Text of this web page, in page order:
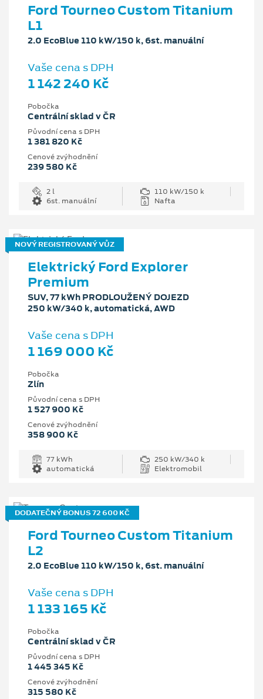
Ford Tourneo Custom Titanium
L1
2.0 EcoBlue 110 kW/150 k, 6st. manuální
Vaše cena s DPH
1 142 240 Kč
Pobočka
Centrální sklad v ČR
Původní cena s DPH
1 381 820 Kč
Cenové zvýhodnění
239 580 Kč
2 l
110 kW/150 k
6st. manuální
Nafta
NOVÝ REGISTROVANÝ VŮZ
Elektrický Ford Explorer
Premium
SUV, 77 kWh PRODLOUŽENÝ DOJEZD
250 kW/340 k, automatická, AWD
Vaše cena s DPH
1 169 000 Kč
Pobočka
Zlín
Původní cena s DPH
1 527 900 Kč
Cenové zvýhodnění
358 900 Kč
77 kWh
250 kW/340 k
automatická
Elektromobil
DODATEČNÝ BONUS 72 600 KČ
Ford Tourneo Custom Titanium
L2
2.0 EcoBlue 110 kW/150 k, 6st. manuální
Vaše cena s DPH
1 133 165 Kč
Pobočka
Centrální sklad v ČR
Původní cena s DPH
1 445 345 Kč
Cenové zvýhodnění
315 580 Kč